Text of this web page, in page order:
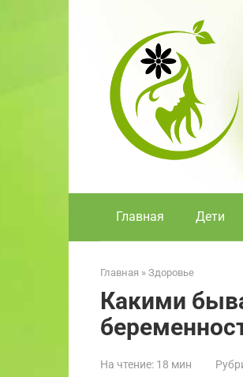
Главная Дети
Главная » Здоровье
Какими
На чтение: 18 мин